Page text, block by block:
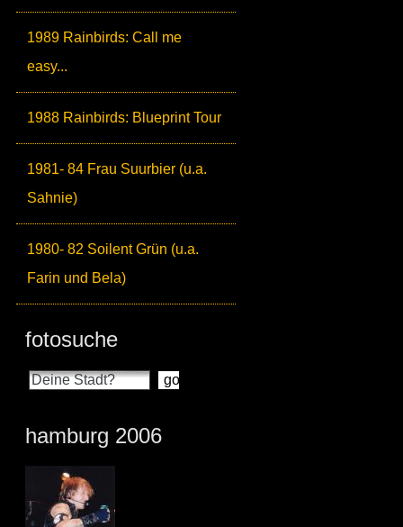
1989 Rainbirds: Call me
easy...
1988 Rainbirds: Blueprint Tour
1981- 84 Frau Suurbier (u.a.
Sahnie)
1980- 82 Soilent Grün (u.a.
Farin und Bela)
fotosuche
hamburg 2006